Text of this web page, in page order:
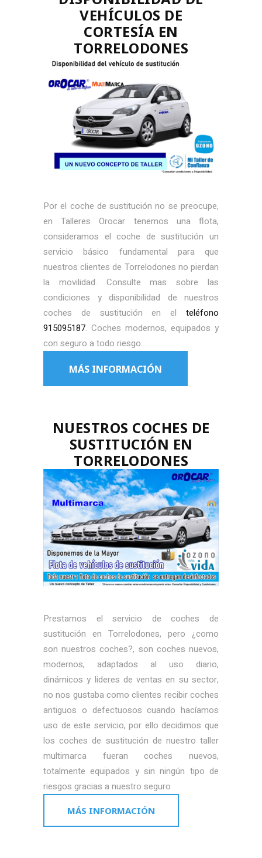
VEHÍCULOS DE
CORTESÍA EN
TORRELODONES
Por el coche de sustitución no se preocupe,
en Talleres Orocar tenemos una flota,
consideramos el coche de sustitución un
servicio básico fundamental para que
nuestros clientes de Torrelodones no pierdan
la movilidad. Consulte mas sobre las
condiciones y disponibilidad de nuestros
coches de sustitución en el teléfono
915095187. Coches modernos, equipados y
con seguro a todo riesgo.
MÁS INFORMACIÓN
NUESTROS COCHES DE
SUSTITUCIÓN EN
TORRELODONES
Prestamos el servicio de coches de
sustitución en Torrelodones, pero ¿como
son nuestros coches?, son coches nuevos,
modernos, adaptados al uso diario,
dinámicos y lideres de ventas en su sector,
no nos gustaba como clientes recibir coches
antiguos o defectuosos cuando hacíamos
uso de este servicio, por ello decidimos que
los coches de sustitución de nuestro taller
multimarca fueran coches nuevos,
totalmente equipados y sin ningún tipo de
riesgos gracias a nuestro seguro
MÁS INFORMACIÓN